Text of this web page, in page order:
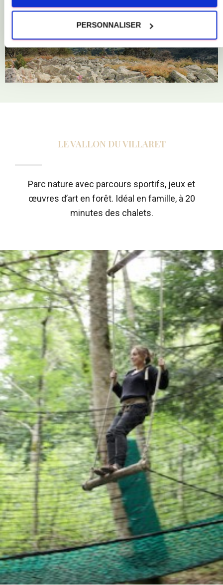
PERSONNALISER
LE VALLON DU VILLARET
Parc nature avec parcours sportifs, jeux et
œuvres d’art en forêt. Idéal en famille, à 20
minutes des chalets.